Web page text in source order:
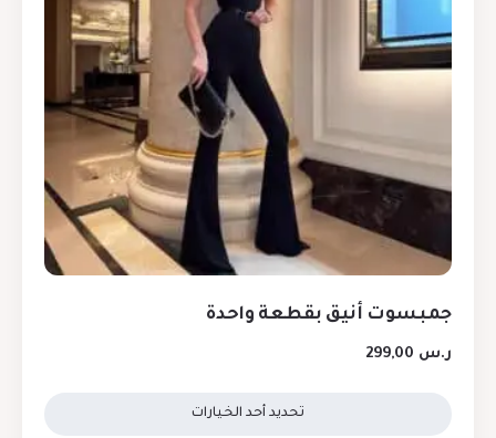
جمبسوت أنيق بقطعة واحدة
ر.س
تحديد أحد الخيارات